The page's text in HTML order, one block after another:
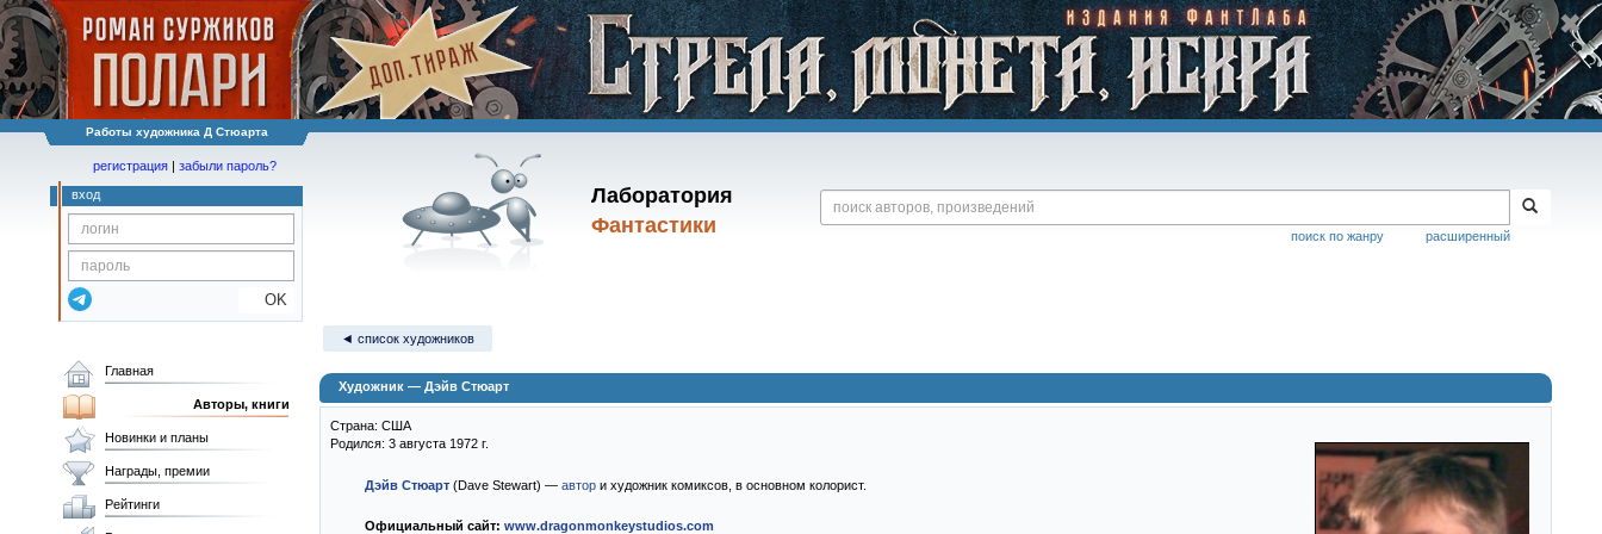
Работы художника Д Стюарта
Лаборатория
Фантастики
расширенный
поиск по жанру
регистрация | забыли пароль?
вход
OK
◄ список художников
Художник — Дэйв Стюарт
Страна: США
Родился: 3 августа 1972 г.
Дэйв Стюарт(Dave Stewart) — автор и художник комиксов, в основном колорист.
Официальный сайт: www.dragonmonkeystudios.com
Главная
Авторы, книги
Новинки и планы
Награды, премии
Рейтинги